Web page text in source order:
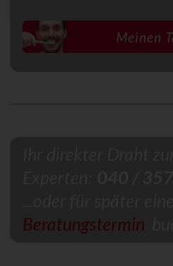
Meinen
Beratungstermin